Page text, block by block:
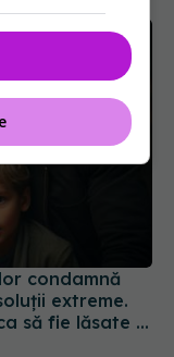
extreme.
să fie lăsate la
o lume